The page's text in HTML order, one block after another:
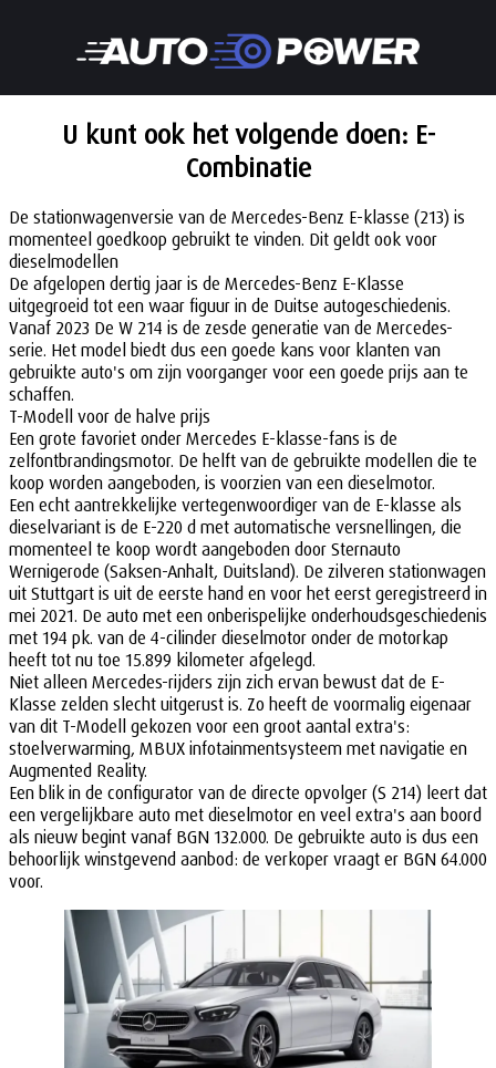
U kunt ook het volgende doen: E-
Combinatie
De stationwagenversie van de Mercedes-Benz E-klasse (213) is
momenteel goedkoop gebruikt te vinden. Dit geldt ook voor
dieselmodellen
De afgelopen dertig jaar is de Mercedes-Benz E-Klasse
uitgegroeid tot een waar figuur in de Duitse autogeschiedenis.
Vanaf 2023 De W 214 is de zesde generatie van de Mercedes-
serie. Het model biedt dus een goede kans voor klanten van
gebruikte auto's om zijn voorganger voor een goede prijs aan te
schaffen.
T-Modell voor de halve prijs
Een grote favoriet onder Mercedes E-klasse-fans is de
zelfontbrandingsmotor. De helft van de gebruikte modellen die te
koop worden aangeboden, is voorzien van een dieselmotor.
Een echt aantrekkelijke vertegenwoordiger van de E-klasse als
dieselvariant is de E-220 d met automatische versnellingen, die
momenteel te koop wordt aangeboden door Sternauto
Wernigerode (Saksen-Anhalt, Duitsland). De zilveren stationwagen
uit Stuttgart is uit de eerste hand en voor het eerst geregistreerd in
mei 2021. De auto met een onberispelijke onderhoudsgeschiedenis
met 194 pk. van de 4-cilinder dieselmotor onder de motorkap
heeft tot nu toe 15.899 kilometer afgelegd.
Niet alleen Mercedes-rijders zijn zich ervan bewust dat de E-
Klasse zelden slecht uitgerust is. Zo heeft de voormalig eigenaar
van dit T-Modell gekozen voor een groot aantal extra's:
stoelverwarming, MBUX infotainmentsysteem met navigatie en
Augmented Reality.
Een blik in de configurator van de directe opvolger (S 214) leert dat
een vergelijkbare auto met dieselmotor en veel extra's aan boord
als nieuw begint vanaf BGN 132.000. De gebruikte auto is dus een
behoorlijk winstgevend aanbod: de verkoper vraagt er BGN 64.000
voor.